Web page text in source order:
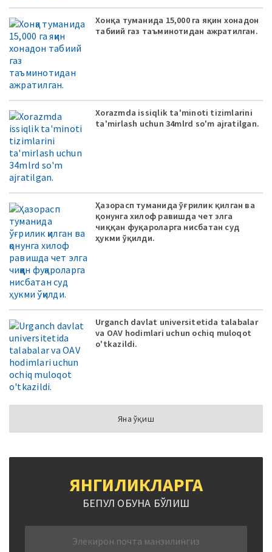
Хонқа туманида 15,000 га яқин хонадон
табиий газ таъминотидан ажратилган.
Xorazmda issiqlik ta'minoti tizimlarini
ta'mirlash uchun 34mlrd so'm ajratilgan.
Ҳазорасп туманида ўғрилик қилган ва
қонунга хилоф равишда чет элга
чиққан фуқароларга нисбатан суд
ҳукми ўқилди.
Urganch davlat universitetida talabalar
va OAV hodimlari uchun ochiq muloqot
o'tkazildi.
Яна ўқиш
ЯНГИЛИКЛАРГА
БЕПУЛ ОБУНА БЎЛИШ